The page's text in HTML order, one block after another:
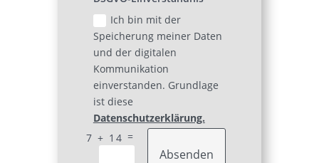
Ich bin mit der
Speicherung meiner Daten
und der digitalen
Kommunikation
einverstanden. Grundlage
ist diese
Datenschutzerklärung.
7 + 14 =
Absenden